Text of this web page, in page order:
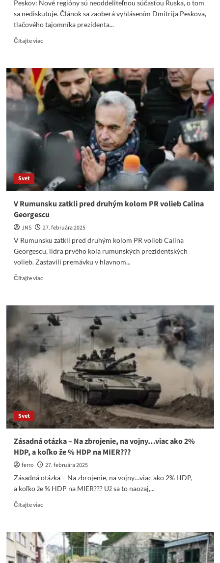
Peskov: Nové regióny sú neoddeliteľnou súčasťou Ruska, o tom
sa nediskutuje. Článok sa zaoberá vyhlásením Dmitrija Peskova,
tlačového tajomníka prezidenta...
Čítajte viacRead
Peskov:
Nové
regióny
sú
neoddeliteľnou
súčasťou
o
Svet
V Rumunsku zatkli pred druhým kolom PR volieb Calina
Georgescu
JNS
27. februára 2025
V Rumunsku zatkli pred druhým kolom PR volieb Calina
Georgescu, lídra prvého kola rumunských prezidentských
volieb. Zastavili premávku v hlavnom...
Čítajte viacRead
V
Rumunsku
zatkli
druhým
kolom
volieb
Calina
Georgescu
Svet
Zásadná otázka – Na zbrojenie, na vojny…viac ako 2%
HDP, a koľko že % HDP na MIER???
ferro
27. februára 2025
Zásadná otázka – Na zbrojenie, na vojny…viac ako 2% HDP,
a koľko že % HDP na MIER??? Už sa to naozaj,...
Čítajte viacRead
Zásadná
otázka
–
Na